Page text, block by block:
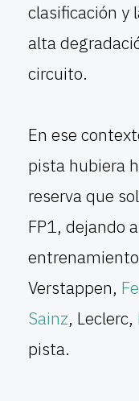
clasificación y
alta
circuito.
En ese
pista hubiera
reserva que
FP1, dejando
Verstappen,
Sainz, Leclerc,
pista.